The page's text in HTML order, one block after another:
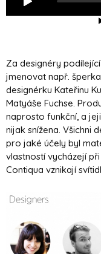
Za designéry
jmenovat např.
designérku Kateřinu
Matyáše Fuchse.
naprosto funkční, a
nijak snížena. Všichni
pro jaké účely byl
vlastností vycházejí
Contiqua vznikají